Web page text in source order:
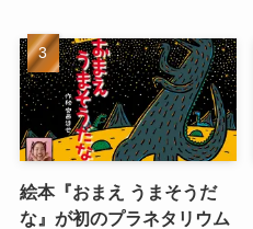
絵本『おまえ うまそうだ
な』が初のプラネタリウム